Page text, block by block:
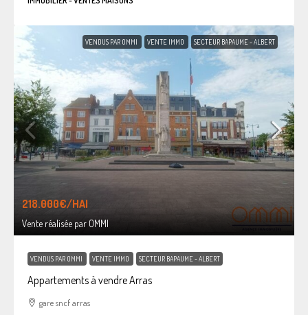
VENDUS PAR OMMI VENTE IMMO SECTEUR BAPAUME - ALBERT
218.000€/HAI
Vente réalisée par OMMI
VENDUS PAR OMMI VENTE IMMO SECTEUR BAPAUME - ALBERT
Appartements à vendre Arras
gare sncf arras